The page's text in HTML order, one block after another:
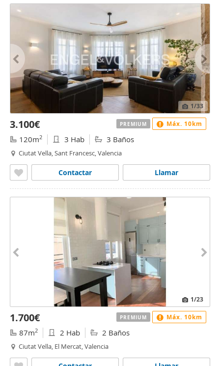
1/33
3.100€
120m2 3 Hab 3 Baños
Ciutat Vella, Sant Francesc, Valencia
Llamar
Contactar
PREMIUM Máx. 10km
1/23
1.700€
87m2 2 Hab 2 Baños
Ciutat Vella, El Mercat, Valencia
PREMIUM Máx. 10km